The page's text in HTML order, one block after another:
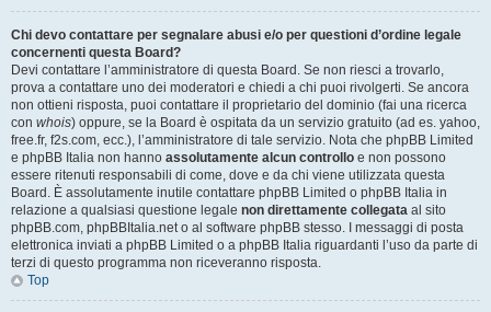
Chi devo contattare per segnalare abusi e/o per questioni d’ordine legale
concernenti questa Board?
Devi contattare l’amministratore di questa Board. Se non riesci a trovarlo,
prova a contattare uno dei moderatori e chiedi a chi puoi rivolgerti. Se ancora
non ottieni risposta, puoi contattare il proprietario del dominio (fai una ricerca
con whois) oppure, se la Board è ospitata da un servizio gratuito (ad es. yahoo,
free.fr, f2s.com, ecc.), l’amministratore di tale servizio. Nota che phpBB Limited
e phpBB Italia non hanno assolutamente alcun controllo e non possono
essere ritenuti responsabili di come, dove e da chi viene utilizzata questa
Board. È assolutamente inutile contattare phpBB Limited o phpBB Italia in
relazione a qualsiasi questione legale non direttamente collegata al sito
phpBB.com, phpBBItalia.net o al software phpBB stesso. I messaggi di posta
elettronica inviati a phpBB Limited o a phpBB Italia riguardanti l’uso da parte di
terzi di questo programma non riceveranno risposta.
Top